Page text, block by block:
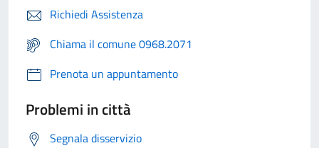
Richiedi Assistenza
Chiama il comune 0968.2071
Prenota un appuntamento
Problemi in città
Segnala disservizio